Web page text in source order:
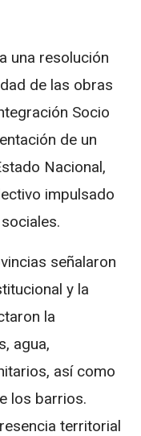
una resolución
de las obras
Socio
de un
Nacional,
impulsado
señalaron
y la
la
agua,
así como
los barrios.
territorial